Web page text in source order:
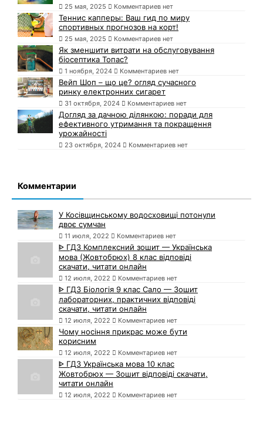
25 мая, 2025 Комментариев нет
Теннис капперы: Ваш гид по миру
спортивных прогнозов на корт!
25 мая, 2025 Комментариев нет
Як зменшити витрати на обслуговування
біосептика Топас?
1 ноября, 2024 Комментариев нет
Вейп Шоп – що це? огляд сучасного
ринку електронних сигарет
31 октября, 2024 Комментариев нет
Догляд за дачною ділянкою: поради для
ефективного утримання та покращення
урожайності
23 октября, 2024 Комментариев нет
Комментарии
У Косівщинському водосховищі потонули
двоє сумчан
11 июля, 2022 Комментариев нет
ᐈ ГДЗ Комплексний зошит — Українська
мова (Жовтобрюх) 8 клас відповіді
скачати, читати онлайн
12 июля, 2022 Комментариев нет
ᐈ ГДЗ Біологія 9 клас Сало — Зошит
лабораторних, практичних відповіді
скачати, читати онлайн
12 июля, 2022 Комментариев нет
Чому носіння прикрас може бути
корисним
12 июля, 2022 Комментариев нет
ᐈ ГДЗ Українська мова 10 клас
Жовтобрюх — Зошит відповіді скачати,
читати онлайн
12 июля, 2022 Комментариев нет